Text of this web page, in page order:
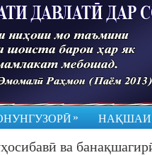
»
ва